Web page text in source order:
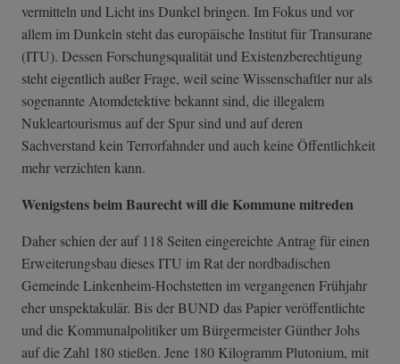
vermitteln und Licht ins Dunkel bringen. Im Fokus und vor
allem im Dunkeln steht das europäische Institut für Transurane
(ITU). Dessen Forschungsqualität und Existenzberechtigung
steht eigentlich außer Frage, weil seine Wissenschaftler nur als
sogenannte Atomdetektive bekannt sind, die illegalem
Nukleartourismus auf der Spur sind und auf deren
Sachverstand kein Terrorfahnder und auch keine Öffentlichkeit
mehr verzichten kann.
Wenigstens beim Baurecht will die Kommune mitreden
Daher schien der auf 118 Seiten eingereichte Antrag für einen
Erweiterungsbau dieses ITU im Rat der nordbadischen
Gemeinde Linkenheim-Hochstetten im vergangenen Frühjahr
eher unspektakulär. Bis der BUND das Papier veröffentlichte
und die Kommunalpolitiker um Bürgermeister Günther Johs
auf die Zahl 180 stießen. Jene 180 Kilogramm Plutonium, mit